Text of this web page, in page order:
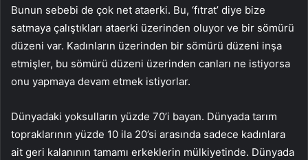
Bunun sebebi de çok net ataerki. Bu, ‘fıtrat’ diye bize
satmaya çalıştıkları ataerki üzerinden oluyor ve bir sömürü
düzeni var. Kadınların üzerinden bir sömürü düzeni inşa
etmişler, bu sömürü düzeni üzerinden canları ne istiyorsa
onu yapmaya devam etmek istiyorlar.
Dünyadaki yoksulların yüzde 70’i bayan. Dünyada tarım
topraklarının yüzde 10 ila 20’si arasında sadece kadınlara
ait geri kalanının tamamı erkeklerin mülkiyetinde. Dünyada